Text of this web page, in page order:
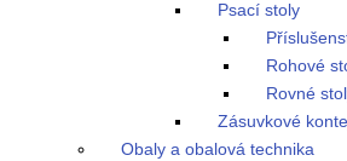
Psací stoly
Rohové
Rovné
Zásuvkové
Obaly a obalová technika